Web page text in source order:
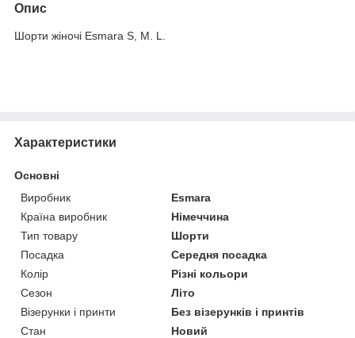
Опис
Шорти жіночі Esmara S, M. L.
Характеристики
Основні
Виробник
Esmara
Країна виробник
Німеччина
Тип товару
Шорти
Посадка
Середня посадка
Колір
Різні кольори
Сезон
Літо
Візерунки і принти
Без візерунків і принтів
Стан
Новий